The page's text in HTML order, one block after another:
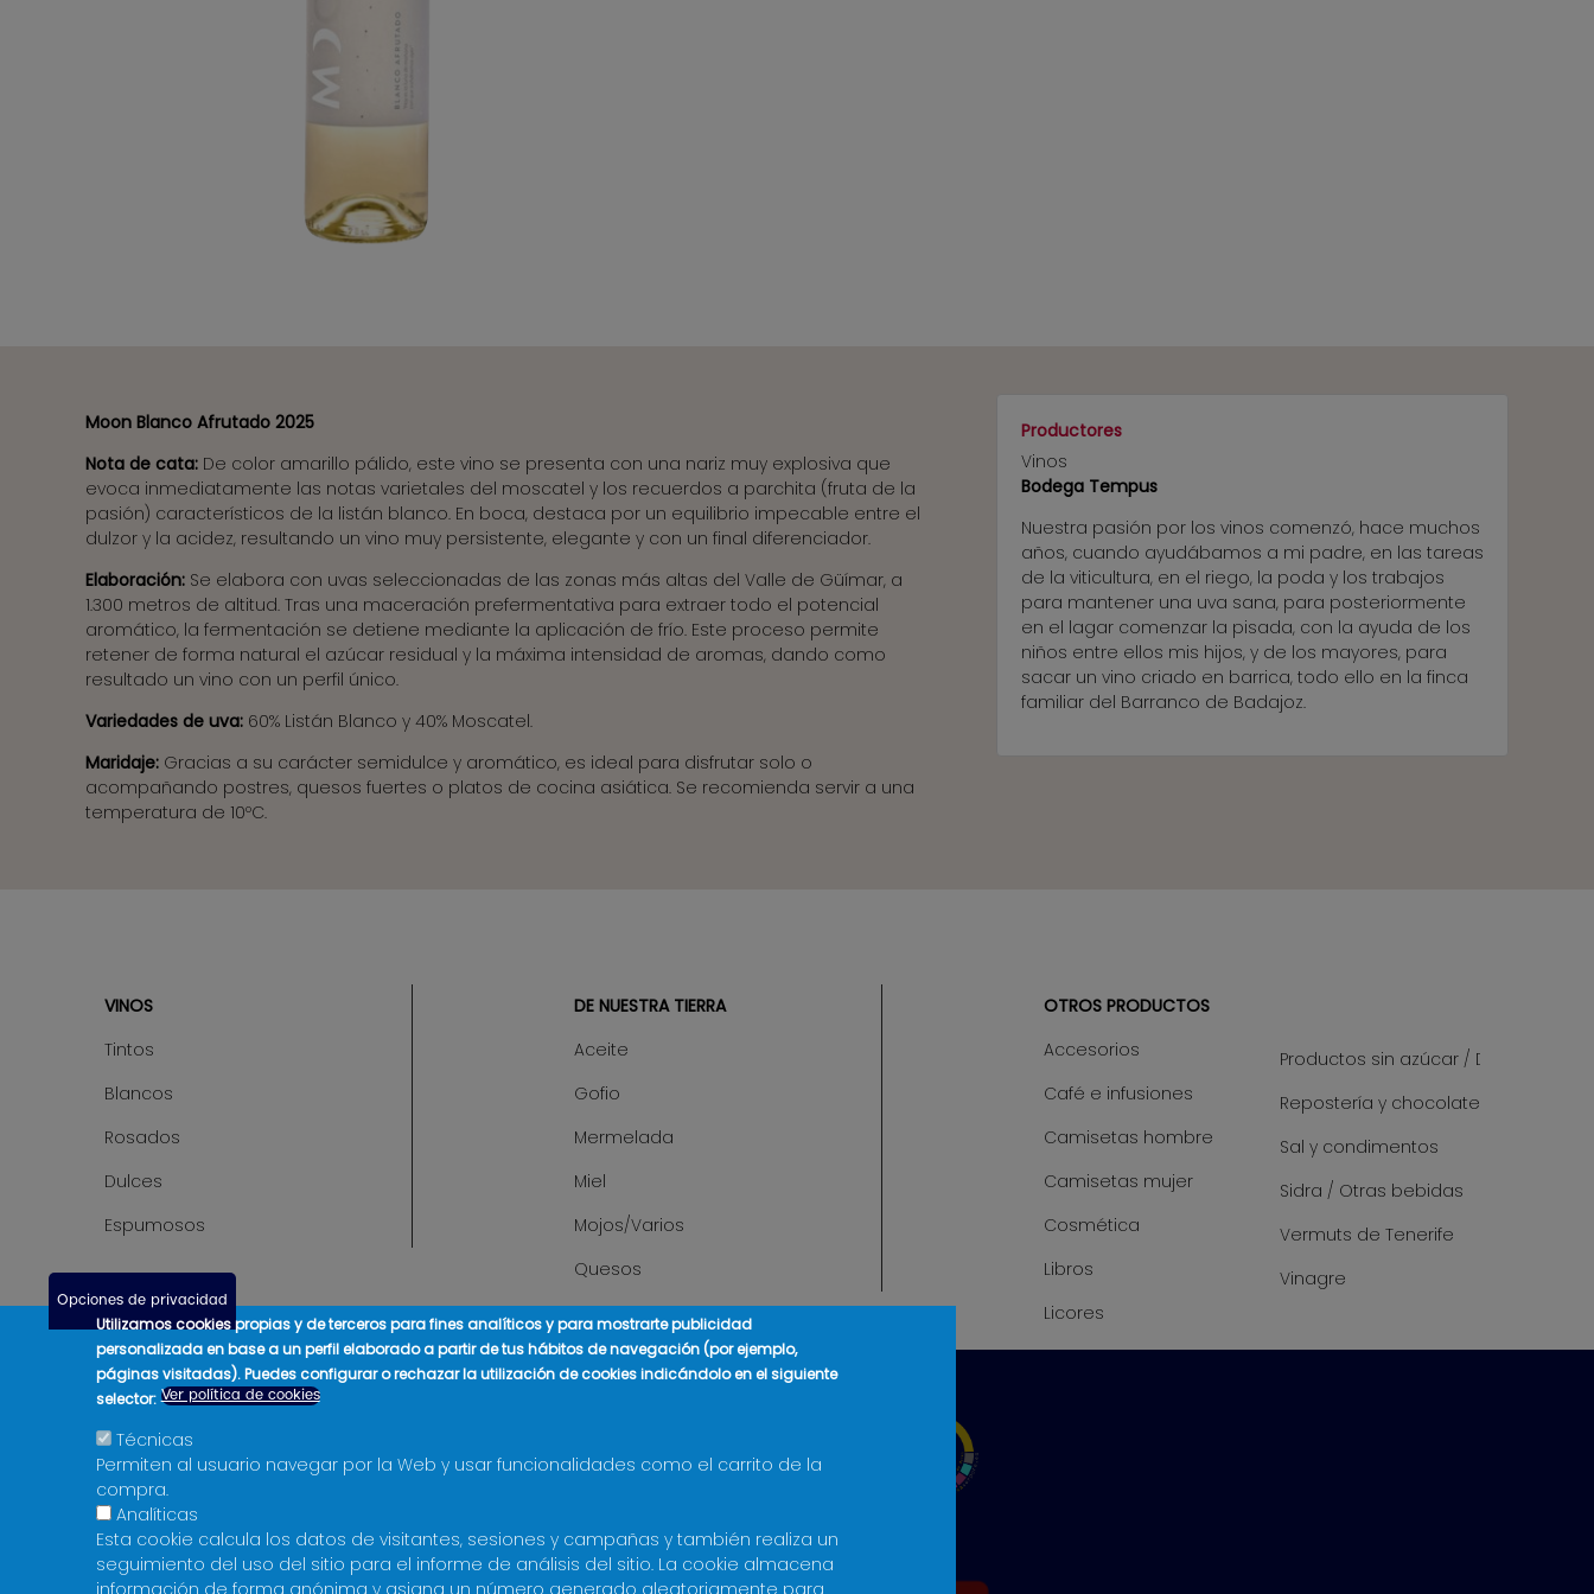
Moon Blanco Afrutado 2025
Nota de cata: De color amarillo pálido, este vino se presenta con una nariz muy explosiva que
evoca inmediatamente las notas varietales del moscatel y los recuerdos a parchita (fruta de la
pasión) característicos de la listán blanco. En boca, destaca por un equilibrio impecable entre el
dulzor y la acidez, resultando un vino muy persistente, elegante y con un final diferenciador.
Elaboración: Se elabora con uvas seleccionadas de las zonas más altas del Valle de Güímar, a
1.300 metros de altitud. Tras una maceración prefermentativa para extraer todo el potencial
aromático, la fermentación se detiene mediante la aplicación de frío. Este proceso permite
retener de forma natural el azúcar residual y la máxima intensidad de aromas, dando como
resultado un vino con un perfil único.
Variedades de uva: 60% Listán Blanco y 40% Moscatel.
Maridaje: Gracias a su carácter semidulce y aromático, es ideal para disfrutar solo o
acompañando postres, quesos fuertes o platos de cocina asiática. Se recomienda servir a una
temperatura de 10ºC.
Productores
Vinos
Bodega Tempus
Nuestra pasión por los vinos comenzó, hace muchos
años, cuando ayudábamos a mi padre, en las tareas
de la viticultura, en el riego, la poda y los trabajos
para mantener una uva sana, para posteriormente
en el lagar comenzar la pisada, con la ayuda de los
niños entre ellos mis hijos, y de los mayores, para
sacar un vino criado en barrica, todo ello en la finca
familiar del Barranco de Badajoz.
Sitemap
VINOS
Tintos
Blancos
Rosados
Dulces
Espumosos
DE NUESTRA TIERRA
Aceite
Gofio
Mermelada
Miel
Mojos/Varios
Quesos
OTROS PRODUCTOS
Accesorios
Café e infusiones
Camisetas hombre
Camisetas mujer
Cosmética
Libros
Licores
Productos sin azúcar / Diet
Repostería y chocolate
Sal y condimentos
Sidra / Otras bebidas
Vermuts de Tenerife
Vinagre
Opciones de privacidad
Utilizamos cookies propias y de terceros para fines analíticos y para mostrarte publicidad
personalizada en base a un perfil elaborado a partir de tus hábitos de navegación (por ejemplo,
páginas visitadas). Puedes configurar o rechazar la utilización de cookies indicándolo en el siguiente
selector: Ver política de cookies
Técnicas
Permiten al usuario navegar por la Web y usar funcionalidades como el carrito de la
compra.
Analíticas
Esta cookie calcula los datos de visitantes, sesiones y campañas y también realiza un
seguimiento del uso del sitio para el informe de análisis del sitio. La cookie almacena
información de forma anónima y asigna un número generado aleatoriamente para